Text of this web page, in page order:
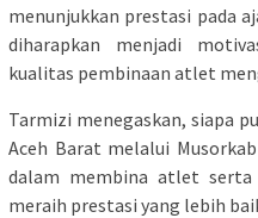
menunjukkan prestasi pada
diharapkan menjadi
kualitas pembinaan atlet
Tarmizi menegaskan, siapa
Aceh Barat melalui
dalam membina atlet serta
meraih prestasi yang lebih